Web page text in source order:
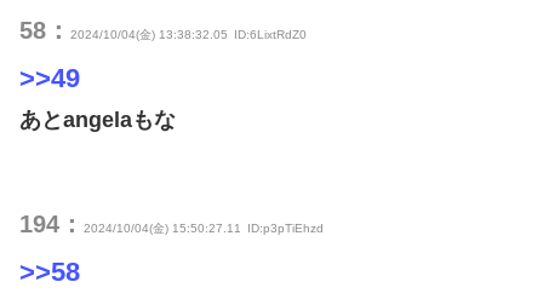
58： 2024/10/04(金) 13:38:32.05 ID:6LixtRdZ0
>>49
あとangelaもな
194： 2024/10/04(金) 15:50:27.11 ID:p3pTiEhzd
>>58